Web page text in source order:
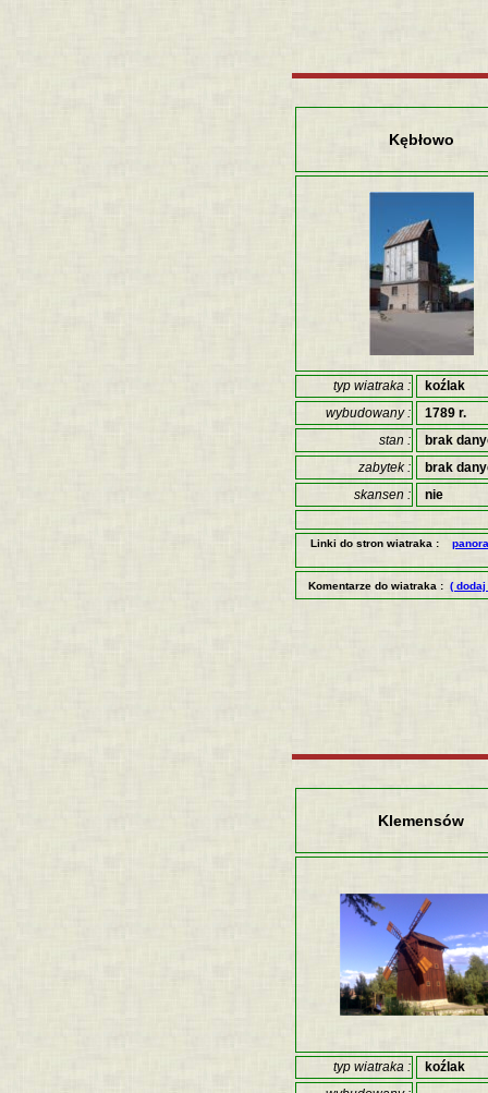
Kębłowo
typ wiatraka :
koźlak
wybudowany :
1789 r.
stan :
brak
zabytek :
brak
skansen :
nie
Linki do stron wiatraka :
Komentarze do wiatraka : (
Klemensów
typ wiatraka :
koźlak